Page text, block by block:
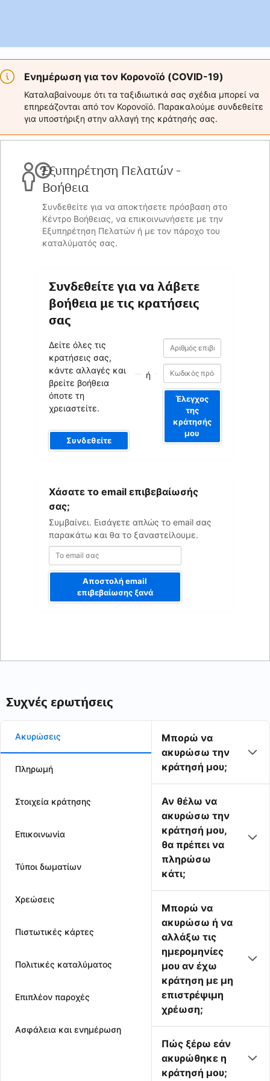
Ενημέρωση για τον Κορονοϊό (COVID-19)
Καταλαβαίνουμε ότι τα ταξιδιωτικά σας σχέδια μπορεί να
επηρεάζονται από τον Κορονοϊό. Παρακαλούμε συνδεθείτε
για υποστήριξη στην αλλαγή της κράτησής σας.
Εξυπηρέτηση Πελατών -
Βοήθεια
Συνδεθείτε για να αποκτήσετε πρόσβαση στο
Κέντρο Βοήθειας, να επικοινωνήσετε με την
Εξυπηρέτηση Πελατών ή με τον πάροχο του
καταλύματός σας.
Συνδεθείτε για να λάβετε
βοήθεια με τις κρατήσεις
σας
Δείτε όλες τις
κρατήσεις σας,
κάντε αλλαγές και
βρείτε βοήθεια
όποτε τη
χρειαστείτε.
Συνδεθείτε
ή
Αριθμός
επιβεβαίωσης
Αριθμός
επιβεβαίωσης
Έλεγχος
της
κράτησής
μου
Χάσατε το email επιβεβαίωσής
σας;
Συμβαίνει. Εισάγετε απλώς το email σας
παρακάτω και θα το ξαναστείλουμε.
email
Αποστολή email
επιβεβαίωσης ξανά
Συχνές ερωτήσεις
Ακυρώσεις
Πληρωμή
Στοιχεία κράτησης
Επικοινωνία
Τύποι δωματίων
Χρεώσεις
Πιστωτικές κάρτες
Πολιτικές καταλύματος
Επιπλέον παροχές
Ασφάλεια και ενημέρωση
Μπορώ να
ακυρώσω την
κράτησή μου;
Αν θέλω να
ακυρώσω την
κράτησή μου,
θα πρέπει να
πληρώσω
κάτι;
Μπορώ να
ακυρώσω ή να
αλλάξω τις
ημερομηνίες
μου αν έχω
κράτηση με μη
επιστρέψιμη
χρέωση;
Πώς ξέρω εάν
ακυρώθηκε η
κράτησή μου;